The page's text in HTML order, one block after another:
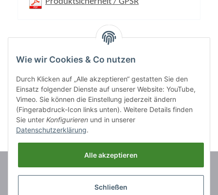
Wie wir Cookies & Co nutzen
Durch Klicken auf „Alle akzeptieren“ gestatten Sie den
Einsatz folgender Dienste auf unserer Website: YouTube,
Vimeo. Sie können die Einstellung jederzeit ändern
(Fingerabdruck-Icon links unten). Weitere Details finden
Sie unter Konfigurieren und in unserer
Datenschutzerklärung.
Alle akzeptieren
Schließen